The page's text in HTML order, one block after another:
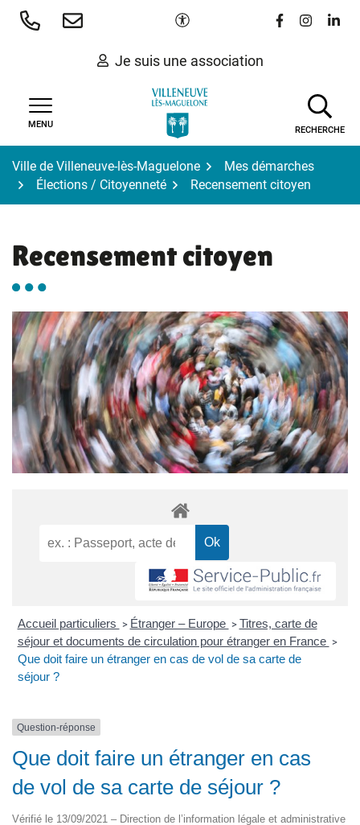
Aller
Paramètres d'accessibilité
Lien vers le
Lien vers
Lien
Je suis une association
MENU
RECHERCHE
Ville de Villeneuve-lès-Maguelone
Mes démarches
Élections / Citoyenneté
Recensement citoyen
Recensement citoyen
Accueil particuliers > Étranger – Europe > Titres, carte de
séjour et documents de circulation pour étranger en France >
Que doit faire un étranger en cas de vol de sa carte de
séjour ?
Question-réponse
Que doit faire un étranger en cas
de vol de sa carte de séjour ?
Vérifié le 13/09/2021 – Direction de l’information légale et administrative